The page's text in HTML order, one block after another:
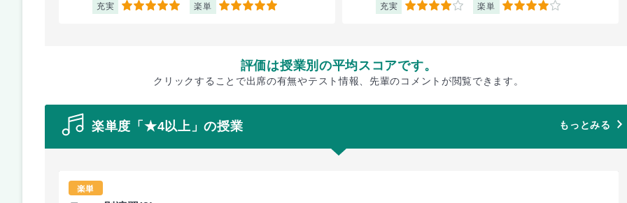
充実 5 楽単 5 充実 4 楽単 4
評価は授業別の平均スコアです。
クリックすることで出席の有無やテスト情報、先輩のコメントが閲覧できます。
楽単度「★4以上」の授業 もっとみる
楽単